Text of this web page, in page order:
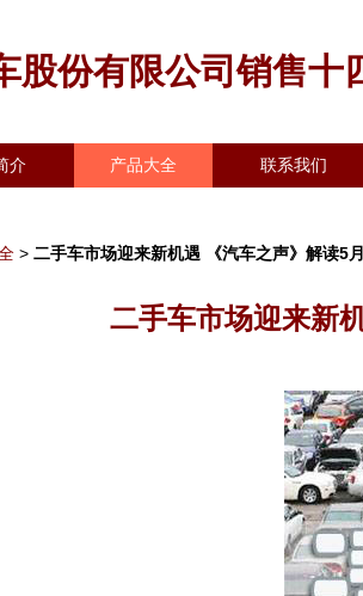
股份有限公司销售十
介 产品大全 联系我们
> 二手车市场迎来新机遇 《汽车之声》解读5
二手车市场迎来新